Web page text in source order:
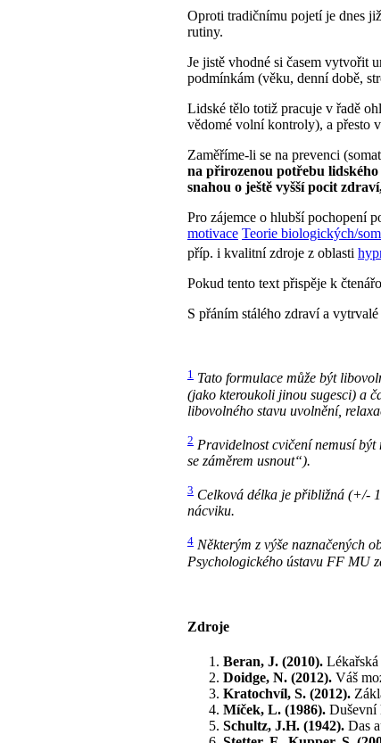
Oproti tradičnímu pojetí je dnes
rutiny.
Je jistě vhodné si časem vytvořit
podmínkám (věku, denní době,
Lidské tělo totiž pracuje v řadě
vědomé volní kontroly), a přesto
Zaměříme-li se na prevenci
na přirozenou potřebu
snahou o ještě vyšší pocit
Pro zájemce o hlubší pochopení
motivace Teorie biologických/
příp. i kvalitní zdroje z oblasti
Pokud tento text přispěje k
S přáním stálého zdraví a
1 Tato formulace může být
(jako kteroukoli jinou sugesci) a
libovolného stavu uvolnění,
2 Pravidelnost cvičení nemusí být
se záměrem usnout“).
3 Celková délka je přibližná (+/-
nácviku.
4 Některým z výše naznačených
Psychologického ústavu FF MU
Zdroje
Beran, J. (2010).
Doidge, N. (2012). Váš
Kratochvíl, S. (2012).
Míček, L. (1986). Duševní
Schultz, J.H. (1942). Das